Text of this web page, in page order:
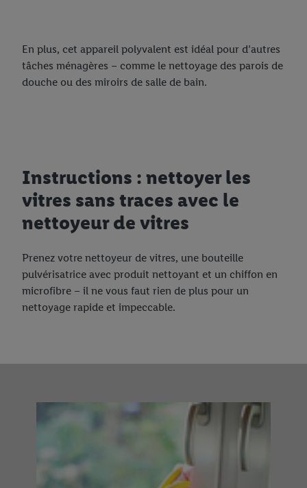
En plus, cet appareil polyvalent est idéal pour d’autres
tâches ménagères – comme le nettoyage des parois de
douche ou des miroirs de salle de bain.
Instructions : nettoyer les
vitres sans traces avec le
nettoyeur de vitres
Prenez votre nettoyeur de vitres, une bouteille
pulvérisatrice avec produit nettoyant et un chiffon en
microfibre – il ne vous faut rien de plus pour un
nettoyage rapide et impeccable.